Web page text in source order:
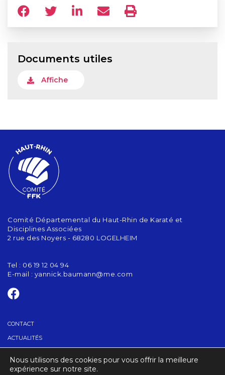
Documents utiles
Affiche
Comité Départemental du Haut-Rhin de Karaté et
Disciplines Associées
2 rue des Noyers - 68280 LOGELHEIM
Tel : 06 19 12 04 94
E-mail : yannick.baumann@me.com
CONTACT
ACTUALITÉS
TROUVER UN CLUB
Nous utilisons des cookies pour vous offrir la meilleure
expérience sur notre site.